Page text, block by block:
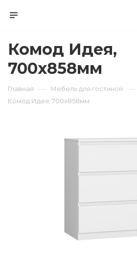
Комод Идея,
700x858мм
Главная — Мебель для гостиной —
Комод Идея, 700x858мм